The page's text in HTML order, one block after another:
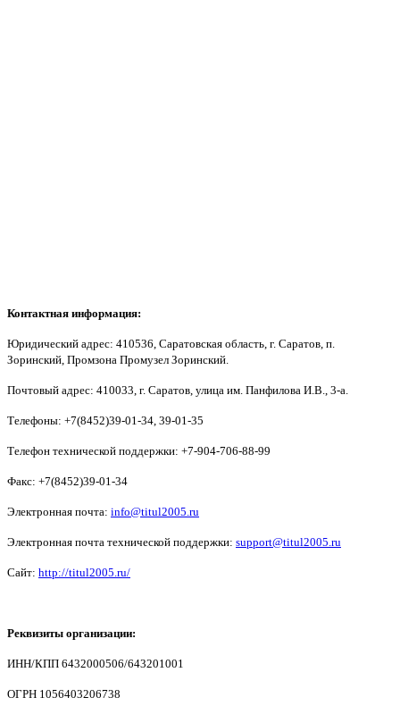
Контактная информация:
Юридический адрес: 410536, Саратовская область, г. Саратов, п.
Зоринский, Промзона Промузел Зоринский.
Почтовый адрес: 410033, г. Саратов, улица им. Панфилова И.В., 3-а.
Телефоны: +7(8452)39-01-34, 39-01-35
Телефон технической поддержки: +7-904-706-88-99
Факс: +7(8452)39-01-34
Электронная почта: info@titul2005.ru
Электронная почта технической поддержки: support@titul2005.ru
Сайт: http://titul2005.ru/
Реквизиты организации:
ИНН/КПП 6432000506/643201001
ОГРН 1056403206738